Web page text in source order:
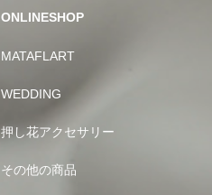
ONLINESHOP
MATAFLART
WEDDING
押し花アクセサリー
その他の商品